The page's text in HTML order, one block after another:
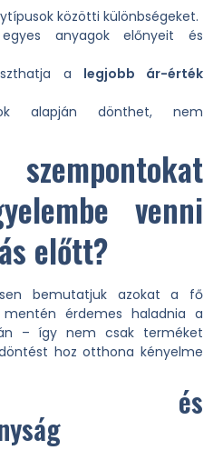
közötti különbségeket.
anyagok előnyeit és
a legjobb ár-érték
alapján dönthet, nem
venni
előtt?
bemutatjuk azokat a fő
mentén érdemes haladnia a
– így nem csak terméket
hoz otthona kényelme
és